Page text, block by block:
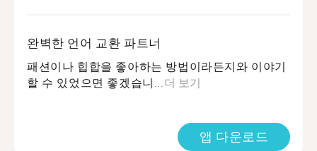
완벽한 언어 교환 파트너
패션이나 힙합을 좋아하는 방법이라든지와 이야기
할 수 있었으면 좋겠습니...더 보기
앱 다운로드